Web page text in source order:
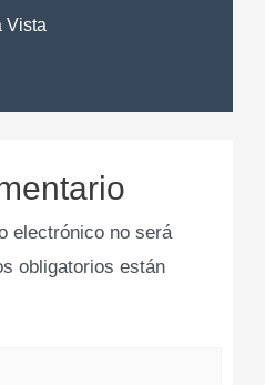
Vista
electrónico no será
obligatorios están